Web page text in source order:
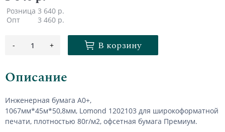
Розница 3 640 р.
Опт
3 460 р.
- 1 + В корзину
Описание
Инженерная бумага А0+,
1067мм*45м*50,8мм, Lomond 1202103 для широкоформатной
печати, плотностью 80г/м2, офсетная бумага Премиум.